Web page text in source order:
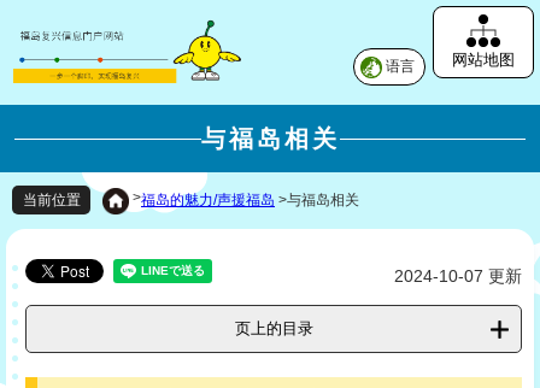
网站地图
语言
与福岛相关
当前位置 >福岛的魅力/声援福岛 >与福岛相关
2024-10-07 更新
页上的目录